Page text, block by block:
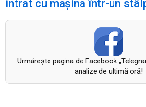
intrat cu mașina într-un
Urmăreşte pagina de Facebook
analize de ultimă oră!